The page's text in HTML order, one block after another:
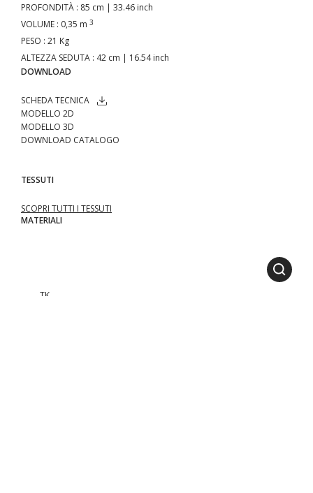
PROFONDITÀ : 85 cm | 33.46 inch
VOLUME : 0,35 m 3
PESO : 21 Kg
ALTEZZA SEDUTA : 42 cm | 16.54 inch
DOWNLOAD
SCHEDA TECNICA
MODELLO 2D
MODELLO 3D
DOWNLOAD CATALOGO
TESSUTI
SCOPRI TUTTI I TESSUTI
MATERIALI
.TK